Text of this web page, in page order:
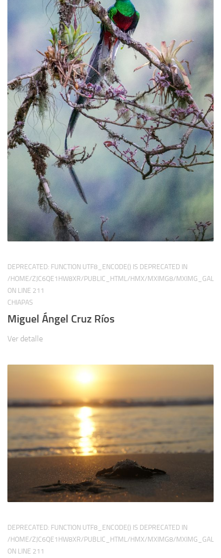
DEPRECATED: FUNCTION UTF8_ENCODE() IS DEPRECATED IN
/HOME/ZJC6QE1HW8XR/PUBLIC_HTML/HMX/MXIMG8/
ON LINE 211
CHIAPAS
Miguel Ángel Cruz Ríos
Ver detalle
DEPRECATED: FUNCTION UTF8_ENCODE() IS DEPRECATED IN
/HOME/ZJC6QE1HW8XR/PUBLIC_HTML/HMX/MXIMG8/
ON LINE 211